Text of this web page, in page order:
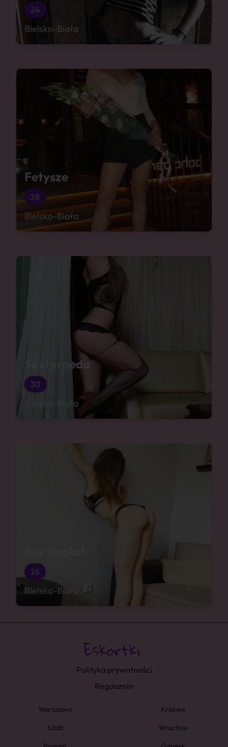
24
Bielsko-Biała
Fetysze
28
Bielsko-Biała
Sextorpeda
30
Bielsko-Biała
26
Bielsko-Biała
Polityka prywatności
Regulamin
Warszawa
Kraków
Łódź
Wrocław